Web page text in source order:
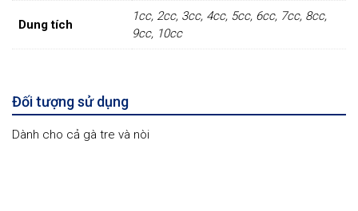
Dung tích
1cc, 2cc, 3cc, 4cc, 5cc, 6cc, 7cc, 8cc,
9cc, 10cc
Đối tượng sử dụng
Dành cho cả gà tre và nòi